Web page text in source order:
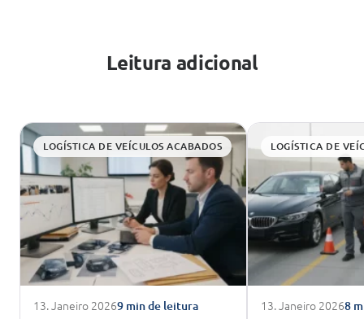
Leitura adicional
LOGÍSTICA DE VEÍCULOS ACABADOS
13. Janeiro 20269 min de leitura
LOGÍSTICA DE
13. Janeiro 20268